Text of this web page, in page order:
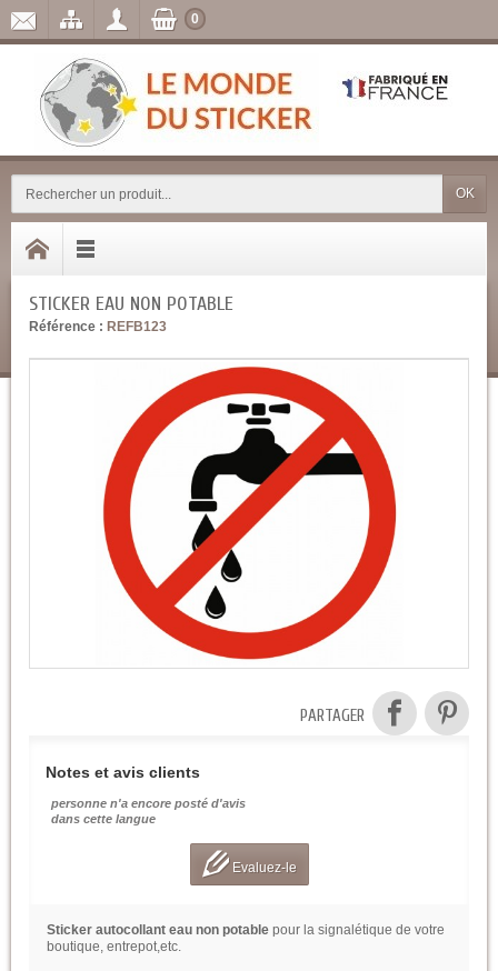
OK
0
STICKER EAU NON POTABLE
Référence : REFB123
PARTAGER
Notes et avis clients
personne n'a encore posté d'avis
dans cette langue
Evaluez-le
Sticker autocollant eau non potable pour la signalétique de votre
boutique, entrepot,etc.